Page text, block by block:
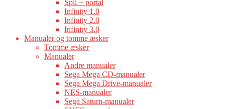
Spil + portal
Infinity 1.0
Infinity 2.0
Infinity 3.0
Manualer og tomme æsker
Tomme æsker
Manualer
Andre manualer
Sega Mega CD-manualer
Sega Mega Drive-manualer
NES-manualer
Sega Saturn-manualer